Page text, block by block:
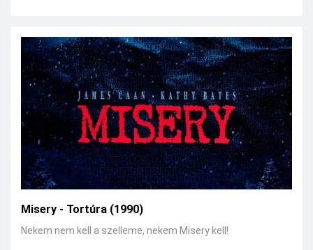
Misery - Tortúra (1990)
Nekem nem kell a szelleme, nekem Misery kell!